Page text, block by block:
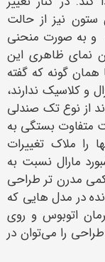
نیز از حالت
و به صورت منحنی‌
نمای ظاهری این
همان گونه که گفته
و کلاسیک ندارند،
از نوع تک‌ صندلی
متفاوت بستگی به
را ملاک تغییرات
مارال نسبت به
مدرن‌ تر طراحی
در مدل‌ هایی که
اتوبوس و‌ روی
را می‌توان در